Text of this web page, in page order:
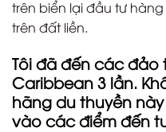
trên biển lại đầu tư
trên đất liền.
Tôi đã đến các đảo
Caribbean 3 lần.
hãng du thuyền
vào các điểm đến